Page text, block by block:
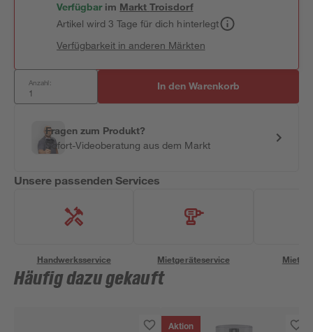
Verfügbar im MarktTroisdorf
Artikel wird 3 Tage für dich hinterlegt
Verfügbarkeit in anderen Märkten
Anzahl: In den Warenkorb
Fragen zum Produkt?
Sofort-Videoberatung aus dem Markt
Unsere passenden Services
Handwerksservice Mietgeräteservice
Häufig dazu gekauft
Aktion